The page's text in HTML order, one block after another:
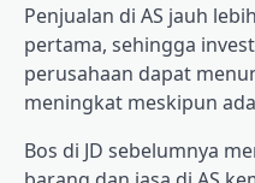
Penjualan di AS jauh
pertama, sehingga
perusahaan dapat
meningkat meskipun
Bos di JD sebelumnya